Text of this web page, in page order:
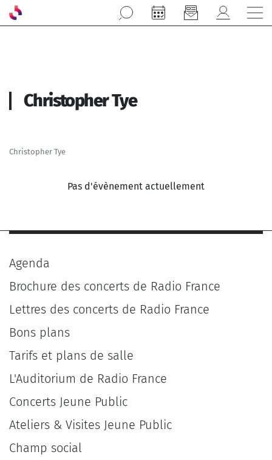
Aller au contenu principal
Christopher Tye
Christopher Tye
Pas d'évènement actuellement
Agenda
Brochure des concerts de Radio France
Lettres des concerts de Radio France
Bons plans
Tarifs et plans de salle
L'Auditorium de Radio France
Concerts Jeune Public
Ateliers & Visites Jeune Public
Champ social